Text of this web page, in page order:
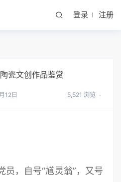
登录 注册
瓷文创作品鉴赏
12日 5,521 浏览
，自号“馗灵翁”，又号